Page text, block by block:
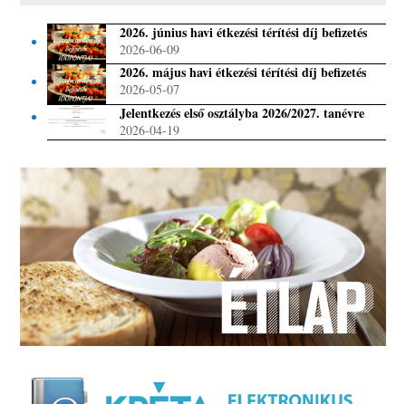
2026. június havi étkezési térítési díj befizetés
2026-06-09
2026. május havi étkezési térítési díj befizetés
2026-05-07
Jelentkezés első osztályba 2026/2027. tanévre
2026-04-19